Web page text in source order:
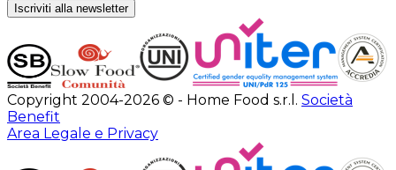
Iscriviti alla newsletter
Copyright 2004-2026 © - Home Food s.r.l. Società
Benefit
Area Legale e Privacy